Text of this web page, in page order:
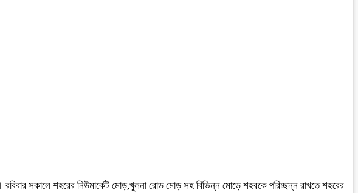
রবিবার সকালে শহরের নিউমার্কেট মোড়,খুলনা রোড মোড় সহ বিভিন্ন মোড়ে শহরকে পরিচ্ছন্ন রাখতে শহরের